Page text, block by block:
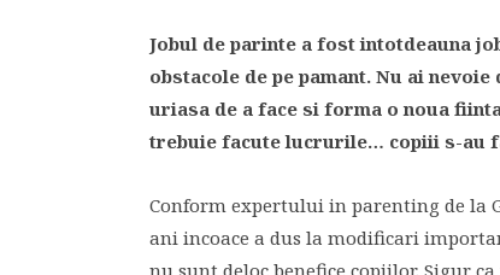
Jobul de parinte a fost intotdeauna
obstacole de pe pamant. Nu ai
uriasa de a face si forma o noua
trebuie facute lucrurile… copiii s-au
Conform expertului in parenting de la
ani incoace a dus la modificari
nu sunt deloc benefice copiilor. Sigur